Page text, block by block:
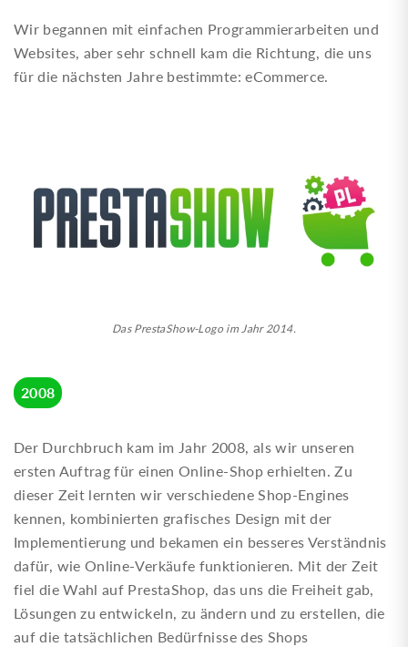
Wir begannen mit einfachen Programmierarbeiten und
Websites, aber sehr schnell kam die Richtung, die uns
für die nächsten Jahre bestimmte: eCommerce.
Das PrestaShow-Logo im Jahr 2014.
2008
Der Durchbruch kam im Jahr 2008, als wir unseren
ersten Auftrag für einen Online-Shop erhielten. Zu
dieser Zeit lernten wir verschiedene Shop-Engines
kennen, kombinierten grafisches Design mit der
Implementierung und bekamen ein besseres Verständnis
dafür, wie Online-Verkäufe funktionieren. Mit der Zeit
fiel die Wahl auf PrestaShop, das uns die Freiheit gab,
Lösungen zu entwickeln, zu ändern und zu erstellen, die
auf die tatsächlichen Bedürfnisse des Shops